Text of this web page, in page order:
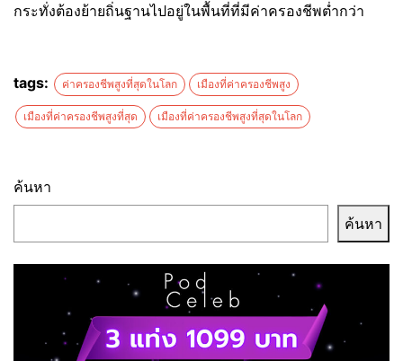
กระทั่งต้องย้ายถิ่นฐานไปอยู่ในพื้นที่ที่มีค่าครองชีพต่ำกว่า
tags: ค่าครองชีพสูงที่สุดในโลก เมืองที่ค่าครองชีพสูง
เมืองที่ค่าครองชีพสูงที่สุด เมืองที่ค่าครองชีพสูงที่สุดในโลก
ค้นหา
ค้นหา